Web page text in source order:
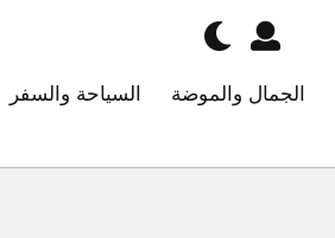
الجمال والموضة السياحة والسفر